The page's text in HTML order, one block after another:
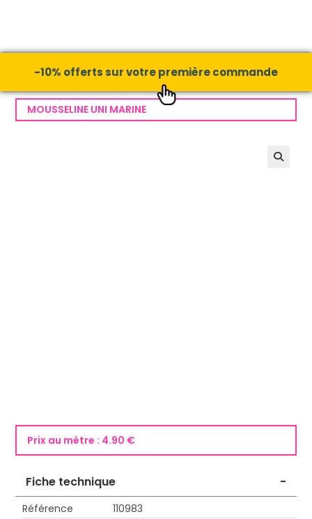
-10% offerts sur votre première commande
MOUSSELINE UNI MARINE
Prix au mètre : 4.90 €
Fiche technique -
Référence
110983